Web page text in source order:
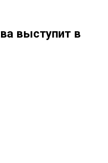
выступит в